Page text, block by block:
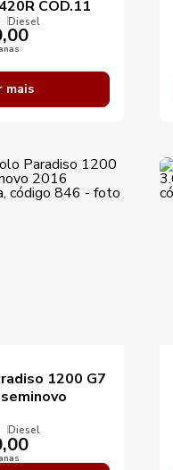
COD.11
Diesel
mais
1200 G7
Diesel